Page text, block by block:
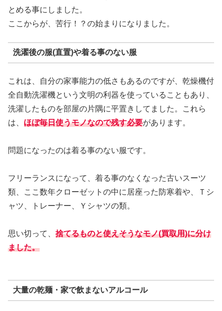
とめる事にしました。
ここからが、苦行！？の始まりになりました。
洗濯後の服(直置)や着る事のない服
これは、自分の家事能力の低さもあるのですが、乾燥機付
全自動洗濯機という文明の利器を使っていることもあり、
洗濯したものを部屋の片隅に平置きしてました。これら
は、 ほぼ毎日使うモノなので残す必要があります。
問題になったのは着る事のない服です。
フリーランスになって、着る事のなくなった古いスーツ
類、ここ数年クローゼットの中に居座った防寒着や、Ｔシ
ャツ、トレーナー、Ｙシャツの類。
思い切って、 捨てるものと使えそうなモノ(買取用)に分け
ました。
大量の乾麺・家で飲まないアルコール